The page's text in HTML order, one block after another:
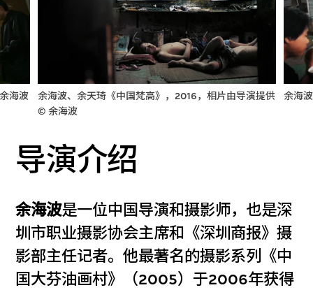
余海波、余天琦《中国梵高》，2016，相片由导演提供
© 余海波
余海
海波
导演介绍
余海波是一位中国导演和摄影师，也是深
圳市职业摄影协会主席和《深圳商报》摄
影部主任记者。他最著名的摄影系列《中
国大芬油画村》（2005）于2006年获得